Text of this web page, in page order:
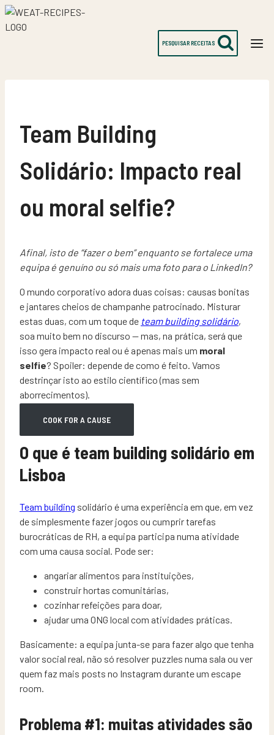
Skip
to
PESQUISAR RECEITAS
Team Building
Solidário: Impacto real
ou moral selfie?
Afinal, isto de “fazer o bem” enquanto se fortalece uma
equipa é genuíno ou só mais uma foto para o LinkedIn?
O mundo corporativo adora duas coisas: causas bonitas
e jantares cheios de champanhe patrocinado. Misturar
estas duas, com um toque de team building solidário,
soa muito bem no discurso — mas, na prática, será que
isso gera impacto real ou é apenas mais um moral
selfie? Spoiler: depende de como é feito. Vamos
destrinçar isto ao estilo científico (mas sem
aborrecimentos).
COOK FOR A CAUSE
O que é team building solidário em
Lisboa
Team building solidário é uma experiência em que, em vez
de simplesmente fazer jogos ou cumprir tarefas
burocráticas de RH, a equipa participa numa atividade
com uma causa social. Pode ser:
angariar alimentos para instituições,
construir hortas comunitárias,
cozinhar refeições para doar,
ajudar uma ONG local com atividades práticas.
Basicamente: a equipa junta-se para fazer algo que tenha
valor social real, não só resolver puzzles numa sala ou ver
quem faz mais posts no Instagram durante um escape
room.
Problema #1: muitas atividades são